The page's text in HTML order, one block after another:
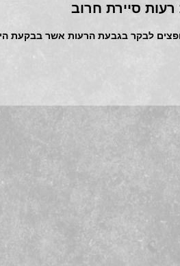
סיירת חרוב
לבקר בגבעת הרעות אשר בבקעת